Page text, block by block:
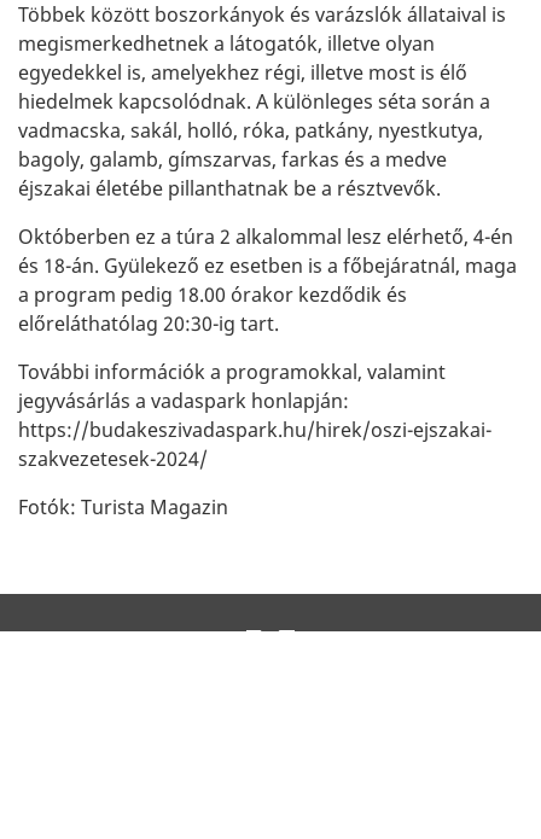
Többek között boszorkányok és varázslók állataival is
megismerkedhetnek a látogatók, illetve olyan
egyedekkel is, amelyekhez régi, illetve most is élő
hiedelmek kapcsolódnak. A különleges séta során a
vadmacska, sakál, holló, róka, patkány, nyestkutya,
bagoly, galamb, gímszarvas, farkas és a medve
éjszakai életébe pillanthatnak be a résztvevők.
Októberben ez a túra 2 alkalommal lesz elérhető, 4-én
és 18-án. Gyülekező ez esetben is a főbejáratnál, maga
a program pedig 18.00 órakor kezdődik és
előreláthatólag 20:30-ig tart.
További információk a programokkal, valamint
jegyvásárlás a vadaspark honlapján:
https://budakeszivadaspark.hu/hirek/oszi-ejszakai-
szakvezetesek-2024/
Fotók: Turista Magazin